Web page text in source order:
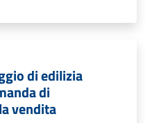
di edilizia
di
vendita